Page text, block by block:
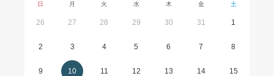
日 月 火 水 木 金 土
26 27 28 29 30 31 1
2 3 4 5 6 7 8
9 10 11 12 13 14 15